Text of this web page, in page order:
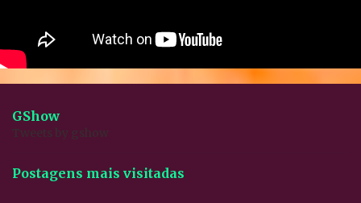
GShow
Tweets by gshow
Postagens mais visitadas